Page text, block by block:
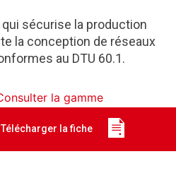
qui sécurise la production
la conception de réseaux
au DTU 60.1.
la gamme
Télécharger la fiche